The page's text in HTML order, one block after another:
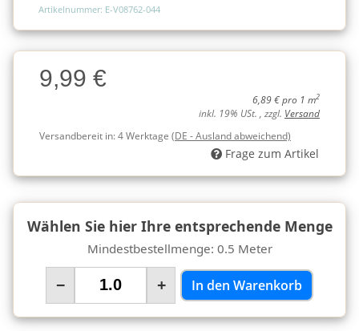
Artikelnummer: E-V08762-044
Charge
Charge9,99 €
6,89 € pro 1 m2
inkl. 19% USt. , zzgl. Versand
Versandbereit in:4 Werktage (DE - Ausland abweichend)
Frage zum Artikel
Wählen Sie hier Ihre entsprechende Menge
Mindestbestellmenge: 0.5 Meter
− + In den Warenkorb